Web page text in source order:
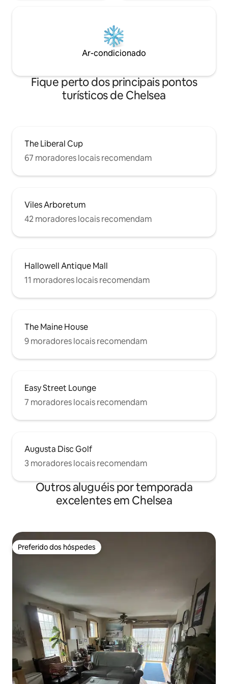
Ar-condicionado
Fique perto dos principais pontos
turísticos de Chelsea
The Liberal Cup
67 moradores locais recomendam
Viles Arboretum
42 moradores locais recomendam
Hallowell Antique Mall
11 moradores locais recomendam
The Maine House
9 moradores locais recomendam
Easy Street Lounge
7 moradores locais recomendam
Augusta Disc Golf
3 moradores locais recomendam
Outros aluguéis por temporada
excelentes em Chelsea
Preferido dos hóspedes
Preferido dos hóspedes